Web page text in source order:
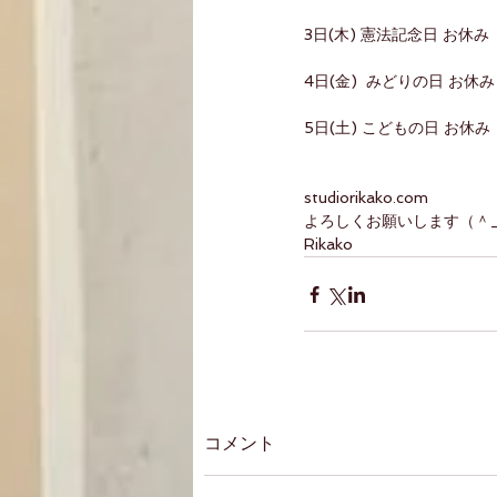
3日(木) 憲法記念日 お休み
4日(金)  みどりの日 お休み
5日(土) こどもの日 お休み
studiorikako.com
よろしくお願いします（＾
Rikako
コメント